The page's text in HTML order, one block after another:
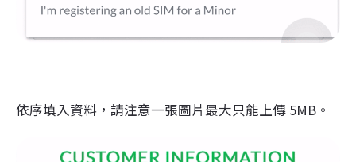
依序填入資料，請注意一張圖片最大只能上傳 5MB。